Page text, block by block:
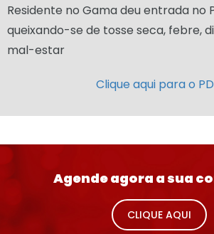
Residente no Gama deu entrada no
queixando-se de tosse seca, febre,
mal-estar
Clique aqui para o
Agende agora a sua
CLIQUE AQUI